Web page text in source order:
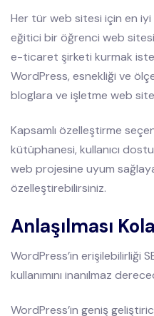
Her tür web sitesi için en
eğitici bir öğrenci web
e-ticaret şirketi kurmak
WordPress, esnekliği ve
bloglara ve işletme web
Kapsamlı özelleştirme
kütüphanesi, kullanıcı
web projesine uyum
özelleştirebilirsiniz.
Anlaşılması
WordPress’in erişilebilirliği
kullanımını inanılmaz
WordPress’in geniş